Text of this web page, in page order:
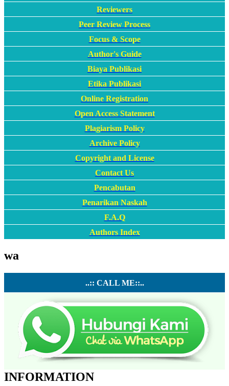
Reviewers
Peer Review Process
Focus & Scope
Author's Guide
Biaya Publikasi
Etika Publikasi
Online Registration
Open Access Statement
Plagiarism Policy
Archive Policy
Copyright and License
Contact Us
Pencabutan
Penarikan Naskah
F.A.Q
Authors Index
wa
..:: CALL ME::..
INFORMATION